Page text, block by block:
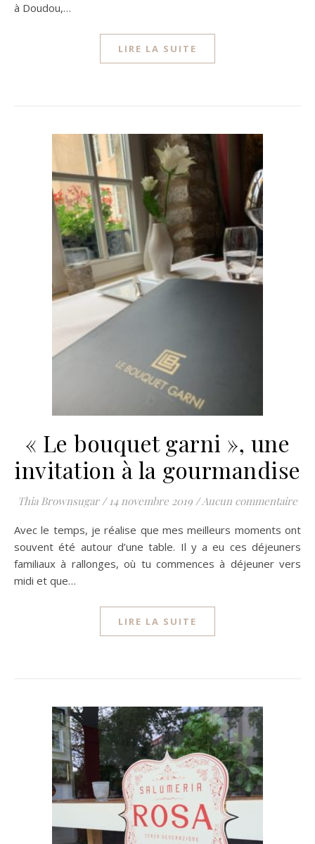
à Doudou,…
LIRE LA SUITE
« Le bouquet garni », une
invitation à la gourmandise
Thia Brownsugar / 14 novembre 2019 /Aucun commentaire
Avec le temps, je réalise que mes meilleurs moments ont
souvent été autour d’une table. Il y a eu ces déjeuners
familiaux à rallonges, où tu commences à déjeuner vers
midi et que…
LIRE LA SUITE